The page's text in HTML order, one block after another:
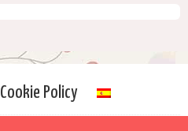
Cookie Policy